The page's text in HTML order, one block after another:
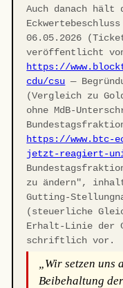
Auch danach
06.05.2026
veröffentlicht
https://
cdu/csu —
(Vergleich zu
ohne MdB-
https://www.btc-
jetzt-reagiert-
zu ändern",
Gutting-
(steuerliche
Erhalt-Linie der
schriftlich vor.
„Wir setzen uns
Beibehaltung